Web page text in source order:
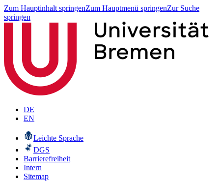
Zum Hauptinhalt springenZum Hauptmenü springenZur Suche
springen
DE
EN
Leichte Sprache
DGS
Barrierefreiheit
Intern
Sitemap